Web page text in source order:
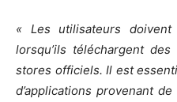
« Les utilisateurs
lorsqu’ils téléchargent
stores officiels. Il est
d’applications provenant